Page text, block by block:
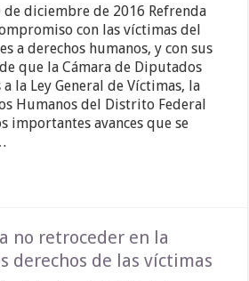
diciembre de 2016 Refrenda
con las víctimas del
a derechos humanos, y con sus
que la Cámara de Diputados
la Ley General de Víctimas, la
Humanos del Distrito Federal
importantes avances que se
no retroceder en la
derechos de las víctimas